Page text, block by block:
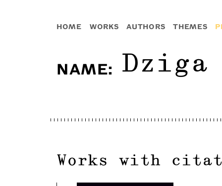
HOME WORKS AUTHORS THEMES
NAME: Dziga
Works with